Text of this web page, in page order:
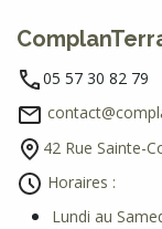
05 57 30 82 79
42 Rue Sainte-
Horaires :
Lundi au